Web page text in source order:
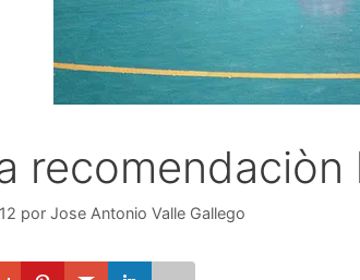
recomendaciòn
por Jose Antonio Valle Gallego